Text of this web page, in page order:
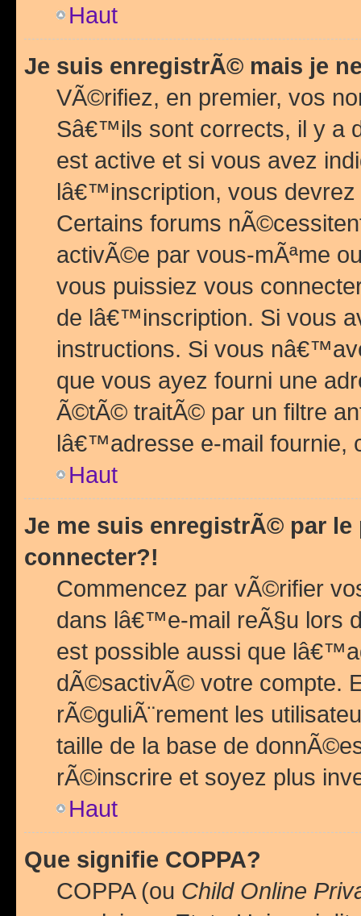
Haut
Je suis enregistrÃ© mais je
VÃ©rifiez, en premier, vos
Sâ€™ils sont corrects, il y a
est active et si vous avez
lâ€™inscription, vous
Certains forums
activÃ©e par vous-mÃªme
vous puissiez vous
de lâ€™inscription. Si vous
instructions. Si vous
que vous ayez fourni une
Ã©tÃ© traitÃ© par un filtre
lâ€™adresse e-mail fournie,
Haut
Je me suis enregistrÃ© par
connecter?!
Commencez par vÃ©rifier
dans lâ€™e-mail reÃ§u lors
est possible aussi que
dÃ©sactivÃ© votre compte.
rÃ©guliÃ¨rement les
taille de la base de
rÃ©inscrire et soyez plus
Haut
Que signifie COPPA?
COPPA (ou Child Online